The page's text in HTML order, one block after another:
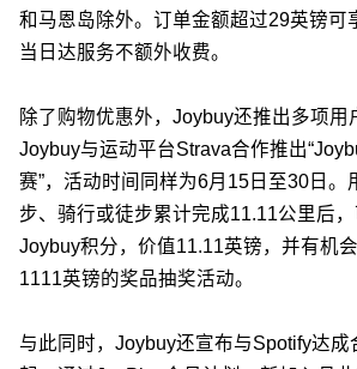
和马恩岛除外。订单金额超过29英镑可
当日达服务不额外收费。
除了购物优惠外，Joybuy还推出多项用
Joybuy与运动平台Strava合作推出
赛”，活动时间同样为6月15日至30日。
步、骑行或徒步累计完成11.11公里后
Joybuy积分，价值11.11英镑，并有机
1111英镑的奖品抽奖活动。
与此同时，Joybuy还宣布与Spotify达成